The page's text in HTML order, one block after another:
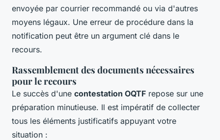
envoyée par courrier recommandé ou via d'autres
moyens légaux. Une erreur de procédure dans la
notification peut être un argument clé dans le
recours.
Rassemblement des documents nécessaires
pour le recours
Le succès d'une contestation OQTF repose sur une
préparation minutieuse. Il est impératif de collecter
tous les éléments justificatifs appuyant votre
situation :